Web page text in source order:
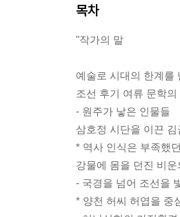
목차
"작가의 말
예술로 시대의 한계를
조선 후기 여류 문학의
- 원주가 낳은 인물들
삼호정 시단을 이끈 김
* 역사 인식은 부족했
강물에 몸을 던진 비
- 국경을 넘어 조선을
* 양천 허씨 허엽을 중